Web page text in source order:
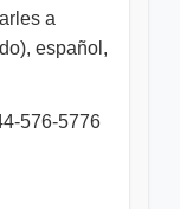
a
español,
576-5776